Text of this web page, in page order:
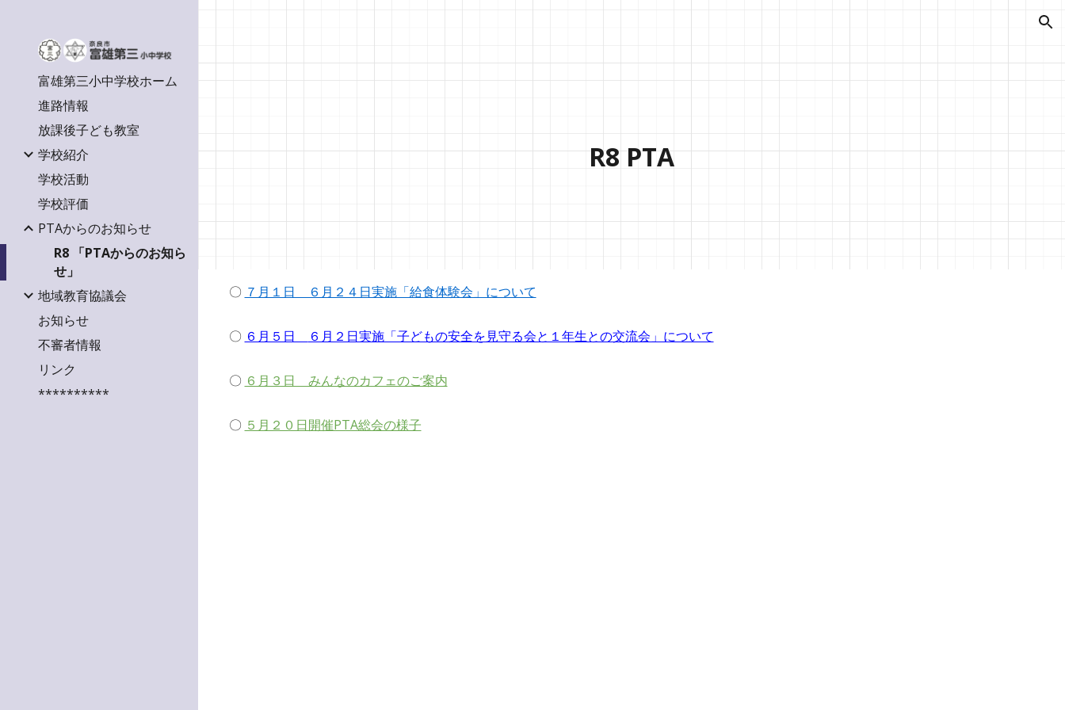
富雄第三小中学校ホーム
進路情報
放課後子ども教室
学校紹介
学校活動
学校評価
PTAからのお知らせ
R8 「PTAからのお知ら
せ」
地域教育協議会
お知らせ
不審者情報
リンク
**********
R8 PTA
〇 ７月１日 ６月２４日実施「給食体験会」について
〇 ６月５日 ６月２日実施「子どもの安全を見守る会と１年生との交流会」について
〇 ６月３日 みんなのカフェのご案内
〇 ５月２０日開催PTA総会の様子